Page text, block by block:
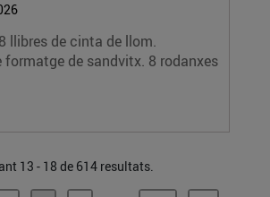
llibres de cinta de llom.
formatge de sandvitx. 8 rodanxes
13 - 18 de 614 resultats.